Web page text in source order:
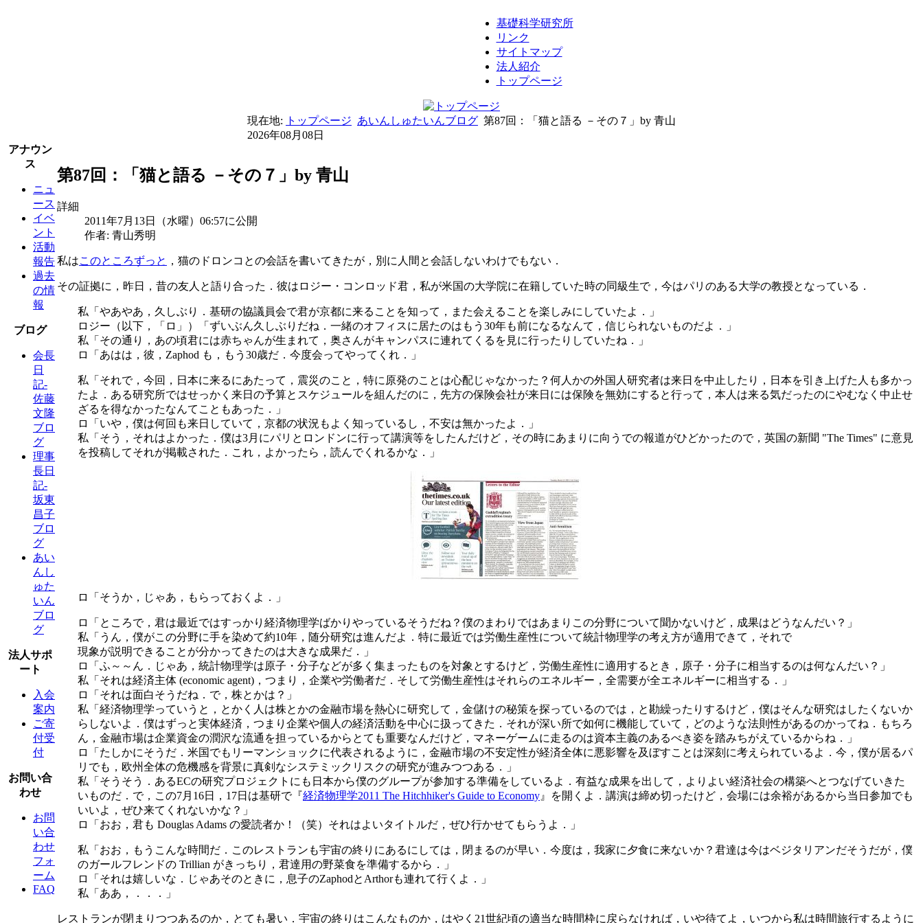
基礎科学研究所
リンク
サイトマップ
法人紹介
トップページ
現在地: トップページ あいんしゅたいんブログ 第87回：「猫と語る －その７」by 青山
2026年08月08日
アナウン
ス
ニュ
ース
イベ
ント
活動
報告
過去
の情
報
ブログ
会長
日
記-
佐藤
文隆
ブロ
グ
理事
長日
記-
坂東
昌子
ブロ
グ
あい
んし
ゅた
いん
ブロ
グ
法人サポ
ート
入会
案内
ご寄
付受
付
お問い合
わせ
お問
い合
わせ
フォ
ーム
FAQ
第87回：「猫と語る －その７」by 青山
詳細
2011年7月13日（水曜）06:57に公開
作者: 青山秀明
私はこのところずっと ，猫のドロンコとの会話を書いてきたが，別に人間と会話しないわけでもない．
その証拠に，昨日，昔の友人と語り合った．彼はロジー・コンロッド君，私が米国の大学院に在籍していた時の同級生で，今はパリのある大学の教授となっている．
私「やあやあ，久しぶり．基研の協議員会で君が京都に来ることを知って，また会えることを楽しみにしていたよ．」
ロジー（以下，「ロ」）「ずいぶん久しぶりだね．一緒のオフィスに居たのはもう30年も前になるなんて，信じられないものだよ．」
私「その通り，あの頃君には赤ちゃんが生まれて，奥さんがキャンパスに連れてくるを見に行ったりしていたね．」
ロ「あはは，彼，Zaphod も，もう30歳だ．今度会ってやってくれ．」
私「それで，今回，日本に来るにあたって，震災のこと，特に原発のことは心配じゃなかった？何人かの外国人研究者は来日を中止したり，日本を引き上げた人も多かっ
たよ．ある研究所ではせっかく来日の予算とスケジュールを組んだのに，先方の保険会社が来日には保険を無効にすると行って，本人は来る気だったのにやむなく中止せ
ざるを得なかったなんてこともあった．」
ロ「いや，僕は何回も来日していて，京都の状況もよく知っているし，不安は無かったよ．」
私「そう，それはよかった．僕は3月にパリとロンドンに行って講演等をしたんだけど，その時にあまりに向うでの報道がひどかったので，英国の新聞 "The Times" に意見
を投稿してそれが掲載された．これ，よかったら，読んでくれるかな．」
ロ「そうか，じゃあ，もらっておくよ．」
ロ「ところで，君は最近ではすっかり経済物理学ばかりやっているそうだね？僕のまわりではあまりこの分野について聞かないけど，成果はどうなんだい？」
私「うん，僕がこの分野に手を染めて約10年，随分研究は進んだよ．特に最近では労働生産性について統計物理学の考え方が適用できて，それで
現象が説明できることが分かってきたのは大きな成果だ．」
ロ「ふ～～ん．じゃあ，統計物理学は原子・分子などが多く集まったものを対象とするけど，労働生産性に適用するとき，原子・分子に相当するのは何なんだい？」
私「それは経済主体 (economic agent)，つまり，企業や労働者だ．そして労働生産性はそれらのエネルギー，全需要が全エネルギーに相当する．」
ロ「それは面白そうだね．で，株とかは？」
私「経済物理学っていうと，とかく人は株とかの金融市場を熱心に研究して，金儲けの秘策を探っているのでは，と勘繰ったりするけど，僕はそんな研究はしたくないか
らしないよ．僕はずっと実体経済，つまり企業や個人の経済活動を中心に扱ってきた．それが深い所で如何に機能していて，どのような法則性があるのかってね．もちろ
ん，金融市場は企業資金の潤沢な流通を担っているからとても重要なんだけど，マネーゲームに走るのは資本主義のあるべき姿を踏みちがえているからね．」
ロ「たしかにそうだ．米国でもリーマンショックに代表されるように，金融市場の不安定性が経済全体に悪影響を及ぼすことは深刻に考えられているよ．今，僕が居るパ
リでも，欧州全体の危機感を背景に真剣なシステミックリスクの研究が進みつつある．」
私「そうそう．あるECの研究プロジェクトにも日本から僕のグループが参加する準備をしているよ．有益な成果を出して，よりよい経済社会の構築へとつなげていきた
いものだ．で，この7月16日，17日は基研で『経済物理学2011 The Hitchhiker's Guide to Economy 』を開くよ．講演は締め切ったけど，会場には余裕があるから当日参加でも
いいよ，ぜひ来てくれないかな？」
ロ「おお，君も Douglas Adams の愛読者か！（笑）それはよいタイトルだ，ぜひ行かせてもらうよ．」
私「おお，もうこんな時間だ．このレストランも宇宙の終りにあるにしては，閉まるのが早い．今度は，我家に夕食に来ないか？君達は今はベジタリアンだそうだが，僕
のガールフレンドの Trillian がきっちり，君達用の野菜食を準備するから．」
ロ「それは嬉しいな．じゃあそのときに，息子のZaphodとArthorも連れて行くよ．」
私「ああ，．．．」
レストランが閉まりつつあるのか，とても暑い．宇宙の終りはこんなものか，はやく21世紀頃の適当な時間枠に戻らなければ，いや待てよ，いつから私は時間旅行するように